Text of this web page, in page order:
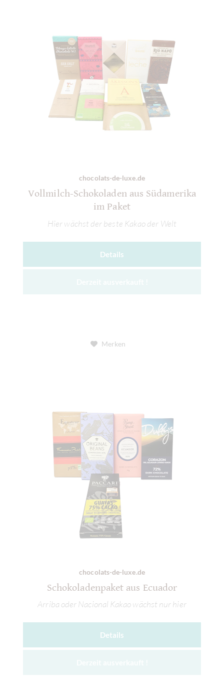
chocolats-de-luxe.de
Vollmilch-Schokoladen aus Südamerika
im Paket
Hier wächst der beste Kakao der Welt
Details
Merken
chocolats-de-luxe.de
Schokoladenpaket aus Ecuador
Arriba oder Nacional Kakao wächst nur hier
Details